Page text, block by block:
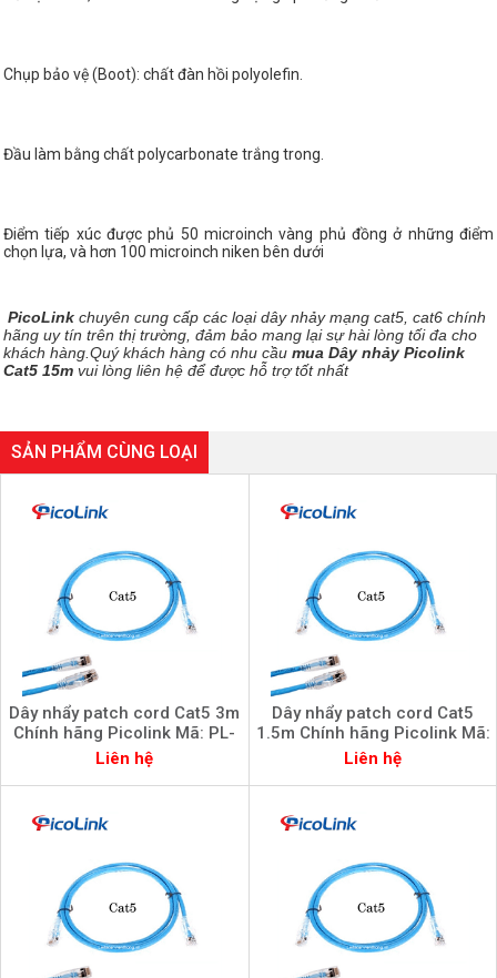
Chụp bảo vệ (Boot): chất đàn hồi polyolefin.
Đầu làm bằng chất polycarbonate trắng trong.
Điểm tiếp xúc được phủ 50 microinch vàng phủ đồng ở những điểm
chọn lựa, và hơn 100 microinch niken bên dưới
PicoLink chuyên cung cấp các loại dây nhảy mạng cat5, cat6 chính
hãng uy tín trên thị trường, đảm bảo mang lại sự hài lòng tối đa cho
khách hàng.Quý khách hàng có nhu cầu mua Dây nhảy Picolink
Cat5 15m vui lòng liên hệ để được hỗ trợ tốt nhất
SẢN PHẨM CÙNG LOẠI
Dây nhẩy patch cord Cat5 3m
Chính hãng Picolink Mã: PL-
52300-3
Liên hệ
Dây nhẩy patch cord Cat5
1.5m Chính hãng Picolink Mã:
PL-52300-015
Liên hệ